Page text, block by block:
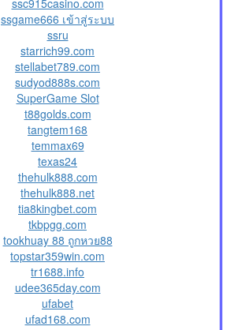
ssc915casino.com
ssgame666 เข้าสู่ระบบ
ssru
starrich99.com
stellabet789.com
sudyod888s.com
SuperGame Slot
t88golds.com
tangtem168
temmax69
texas24
thehulk888.com
thehulk888.net
tia8kingbet.com
tkbpgg.com
tookhuay 88 ถูกหวย88
topstar359win.com
tr1688.info
udee365day.com
ufabet
ufad168.com